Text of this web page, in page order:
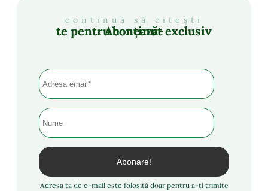
continuă să citești
Abonează-te pentru conținut exclusiv
Adresa ta de e-mail este folosită doar pentru a-ți trimite